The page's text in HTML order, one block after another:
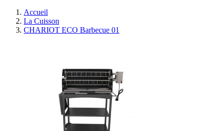
Accueil
La Cuisson
CHARIOT ECO Barbecue 01